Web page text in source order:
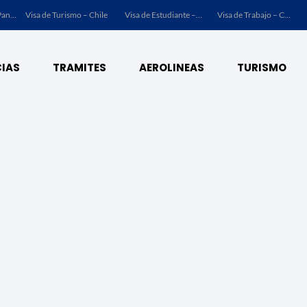
Visa de Turismo – Panamá Visa de Turismo – Chile Visa de Estudiante – Chile Visa de Trabajo – Chile
TRAMITES AEROLINEAS TURISMO